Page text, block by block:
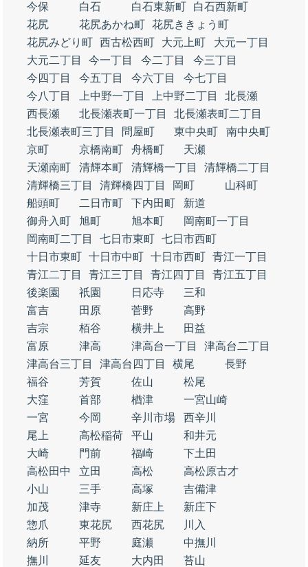
今保
白石 白石東新町
白石西新町
花尻
花尻あかね町 花尻ききょう町
花尻みどり町 西古松西町 大元上町
大元一丁目
大元二丁目
今一丁目 今二丁目
今三丁目
今四丁目
今五丁目 今六丁目
今七丁目
今八丁目
上中野一丁目 上中野二丁目
北長瀬
西長瀬
北長瀬表町一丁目
北長瀬表町二丁目
北長瀬表町三丁目
問屋町 東中央町
南中央町
京町
京橋南町 舟橋町
天瀬
天瀬南町
清輝本町 清輝橋一丁目
清輝橋二丁目
清輝橋三丁目
清輝橋四丁目 岡町
山科町
船頭町
二日市町 下内田町
新道
御舟入町
旭町 旭本町
岡南町一丁目
岡南町二丁目
七日市東町 七日市西町
十日市東町 十日市中町 十日市西町 青江一丁目
青江二丁目
青江三丁目 青江四丁目
青江五丁目
後楽園
祇園 日応寺
三和
富吉
田原 菅野
高野
吉宗
栢谷 横井上
田益
富原
津高 津高台一丁目
津高台二丁目
津高台三丁目
津高台四丁目 横尾
長野
福谷
芳賀 佐山
松尾
大窪
首部 楢津
一宮山崎
一宮
今岡 辛川市場
西辛川
尾上
高松稲荷 平山
和井元
大崎
門前 福崎
下土田
高松田中
立田 高松
高松原古才
小山
三手 高塚
吉備津
加茂
津寺 新庄上
新庄下
惣爪
東花尻 西花尻
川入
納所
平野 庭瀬
中撫川
撫川
延友 大内田
苔山